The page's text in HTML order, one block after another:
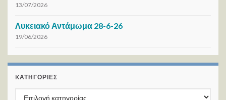
13/07/2026
Λυκειακό Αντάμωμα 28-6-26
19/06/2026
KΑΤΗΓΟΡΊΕΣ
Kατηγορίες